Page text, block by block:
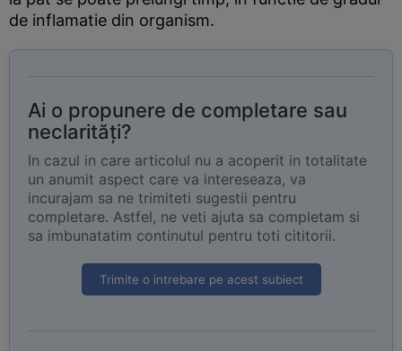
de inflamatie din organism.
Ai o propunere de completare sau
neclarități?
In cazul in care articolul nu a acoperit in totalitate
un anumit aspect care va intereseaza, va
incurajam sa ne trimiteti sugestii pentru
completare. Astfel, ne veti ajuta sa completam si
sa imbunatatim continutul pentru toti cititorii.
Trimite o intrebare pe acest subiect